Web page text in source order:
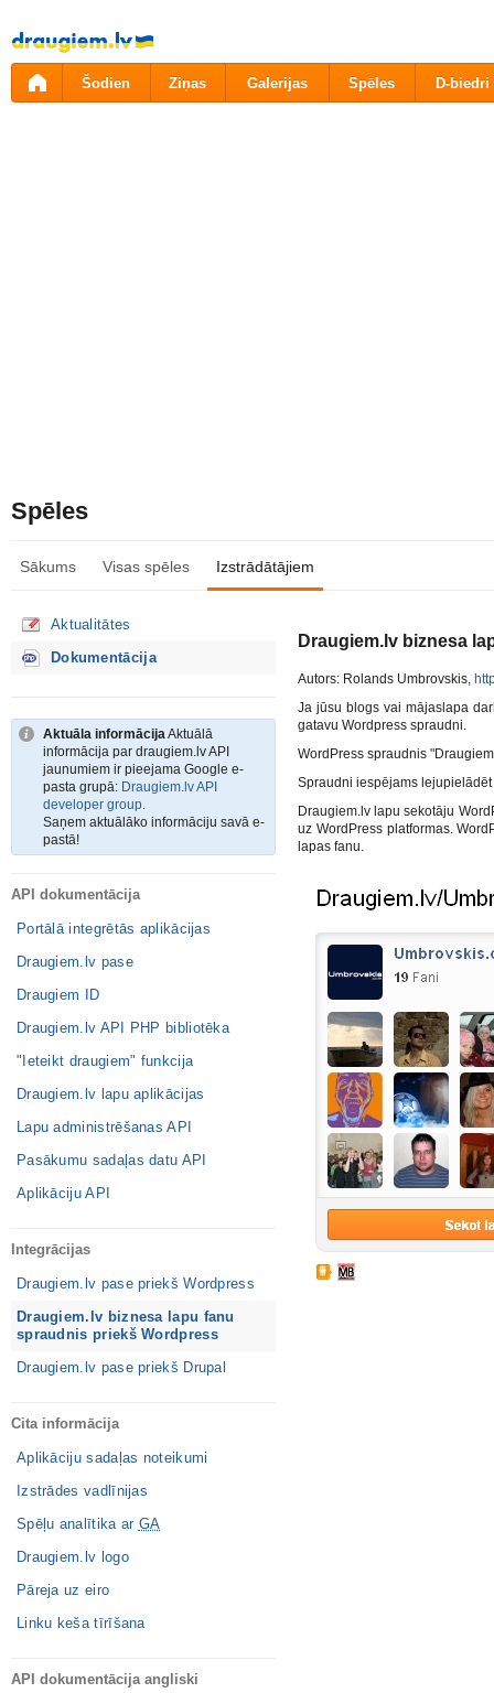
Pāriet
uz
saturu
Šodien Ziņas Galerijas Spēles D-biedri
Spēles
Sākums Visas spēles Izstrādātājiem
Aktualitātes
Dokumentācija
Aktuāla informācijaAktuālā
informācija par draugiem.lv API
jaunumiem ir pieejama Google e-
pasta grupā: Draugiem.lv API
developer group.
Saņem aktuālāko informāciju savā e-
pastā!
API dokumentācija
Portālā integrētās aplikācijas
Draugiem.lv pase
Draugiem ID
Draugiem.lv API PHP bibliotēka
"Ieteikt draugiem" funkcija
Draugiem.lv lapu aplikācijas
Lapu administrēšanas API
Pasākumu sadaļas datu API
Aplikāciju API
Integrācijas
Draugiem.lv pase priekš Wordpress
Draugiem.lv biznesa lapu fanu
spraudnis priekš Wordpress
Draugiem.lv pase priekš Drupal
Cita informācija
Aplikāciju sadaļas noteikumi
Izstrādes vadlīnijas
Spēļu analītika ar GA
Draugiem.lv logo
Pāreja uz eiro
Linku keša tīrīšana
API dokumentācija angliski
Draugiem.lv biznesa
Autors: Rolands Umbrovskis,
Ja jūsu blogs vai mājaslapa
gatavu Wordpress spraudni.
WordPress spraudnis
Spraudni iespējams
Draugiem.lv lapu sekotāju
uz WordPress platformas.
lapas fanu.